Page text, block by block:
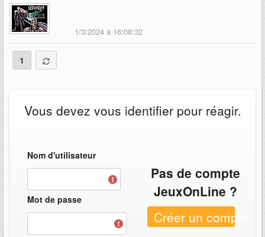
1/3/2024 à 16:08:32
1
Vous devez vous identifier pour réagir.
Nom d'utilisateur
Mot de passe
Pas de compte
JeuxOnLine ?
Créer un compte